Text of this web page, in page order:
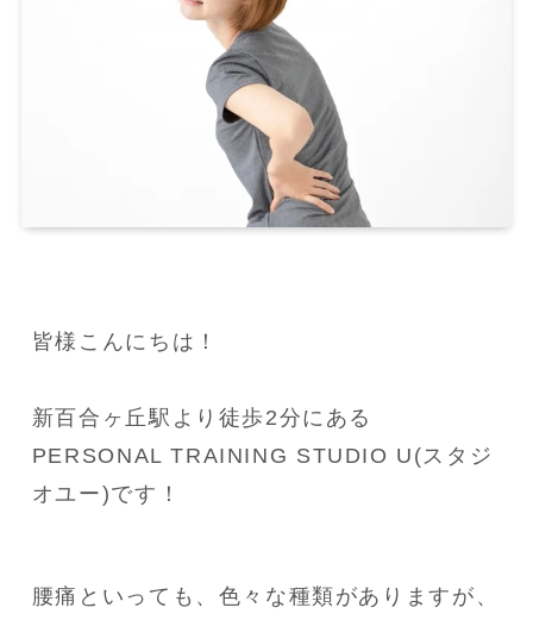
皆様こんにちは！
新百合ヶ丘駅より徒歩2分にある
PERSONAL TRAINING STUDIO U(スタジ
オユー)です！
腰痛といっても、色々な種類がありますが、